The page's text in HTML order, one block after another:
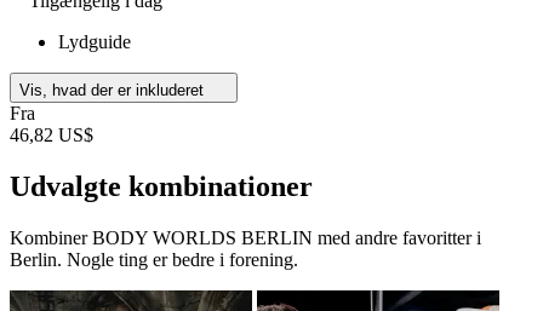
Lydguide
Vis, hvad der er inkluderet
Fra
46,82 US$
Udvalgte kombinationer
Kombiner BODY WORLDS BERLIN med andre favoritter i
Berlin. Nogle ting er bedre i forening.